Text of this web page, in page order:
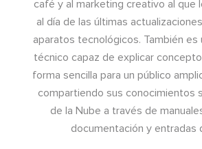
café y al marketing creativo al que
al día de las últimas
aparatos tecnológicos. También es
técnico capaz de explicar
forma sencilla para un público
compartiendo sus conocimientos
de la Nube a través de
documentación y entradas